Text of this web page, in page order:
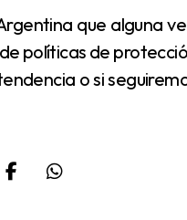
políticas de
o si